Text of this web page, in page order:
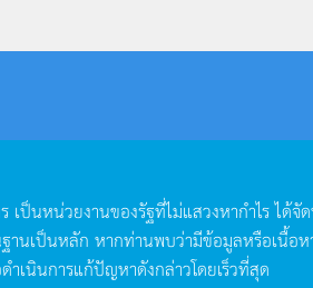
เป็นหน่วยงานของรัฐที่ไม่แสวงหากำไรได้จั
านเป็นหลัก หากท่านพบว่ามีข้อมูลหรือเนื้อห
ำเนินการแก้ปัญหาดังกล่าวโดยเร็วที่สุด